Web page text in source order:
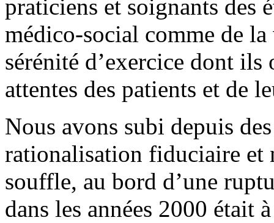
praticiens et soignants des
médico-social comme de
sérénité d’exercice dont
attentes des patients et de
Nous avons subi depuis
rationalisation fiduciaire et
souffle, au bord d’une
dans les années 2000 était